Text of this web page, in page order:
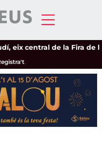
central de la Fira de